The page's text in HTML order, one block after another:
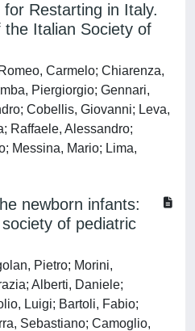
Restarting in Italy.
Italian Society of
Carmelo; Chiarenza,
Piergiorgio; Gennari,
Cobellis, Giovanni; Leva,
Raffaele, Alessandro;
Messina, Mario; Lima,
newborn infants:
of pediatric
Pietro; Morini,
Alberti, Daniele;
Luigi; Bartoli, Fabio;
Sebastiano; Camoglio,